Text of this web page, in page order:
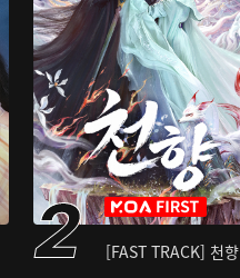
[FAST TRACK] 천향